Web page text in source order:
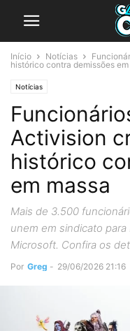
Início Notícias
histórico contra demissões em
Notícias
Activision
histórico
em massa
Mais de 3.500
unem em sindicato
Microsoft. Confira os
Por Greg - 29/06/2026 21:16